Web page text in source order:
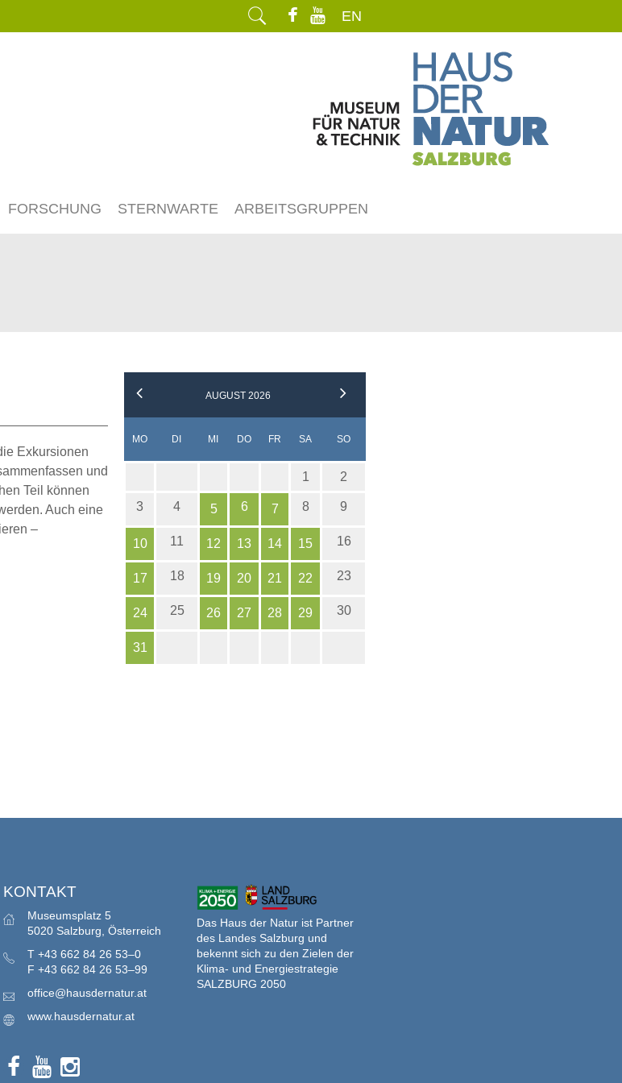
EN
FORSCHUNG STERNWARTE ARBEITSGRUPPEN
Exkursionen
und
Teil können
Auch eine
–
AUGUST 2026
MONTAG DI ENSTAG
MI TTWOCH
DONNERSTAG
FREITAG
SAMSTAGSONNTAG
1 2
3 4 5 6 7 8 9
10 11 12 13 14 15 16
17 18 19 20 21 22 23
24 25 26 27 28 29 30
31
KONTAKT
Museumsplatz 5
5020 Salzburg, Österreich
T +43 662 84 26 53–0
F +43 662 84 26 53–99
office@hausdernatur.at
www.hausdernatur.at
Das Haus der Natur ist Partner
des Landes Salzburg und
bekennt sich zu den Zielen der
Klima- und Energiestrategie
SALZBURG 2050